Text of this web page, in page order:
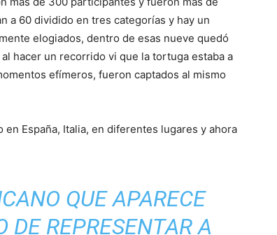
a 60 dividido en tres categorías y hay un
elogiados, dentro de esas nueve quedó
hacer un recorrido vi que la tortuga estaba a
efímeros, fueron captados al mismo
España, Italia, en diferentes lugares y ahora
QUE APARECE
DE REPRESENTAR A